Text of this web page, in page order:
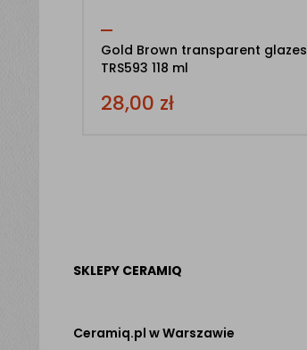
Gold Brown transparent glazes
TRS593 118 ml
28,00 zł
SKLEPY CERAMIQ
Ceramiq.pl w Warszawie